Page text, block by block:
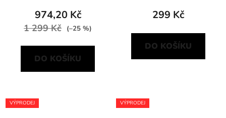
974,20 Kč
1 299 Kč (–25 %)
DO KOŠÍKU
299 Kč
DO KOŠÍKU
VÝPRODEJ VÝPRODEJ